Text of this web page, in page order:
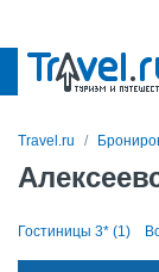
Travel.ru
Гостиницы 3* (1)